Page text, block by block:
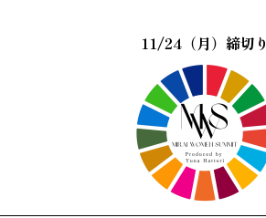
11/24（月）締切り